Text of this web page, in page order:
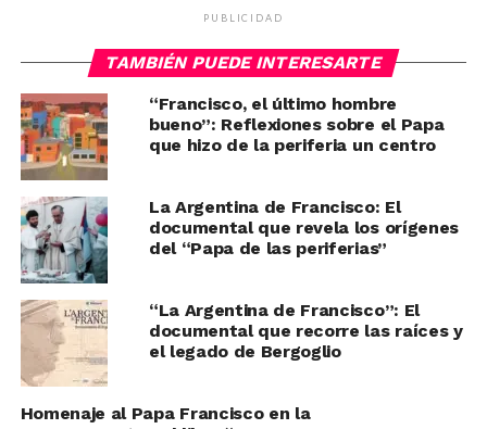
PUBLICIDAD
TAMBIÉN PUEDE INTERESARTE
“Francisco, el último hombre
bueno”: Reflexiones sobre el Papa
que hizo de la periferia un centro
La Argentina de Francisco: El
documental que revela los orígenes
del “Papa de las periferias”
“La Argentina de Francisco”: El
documental que recorre las raíces y
el legado de Bergoglio
Homenaje al Papa Francisco en la